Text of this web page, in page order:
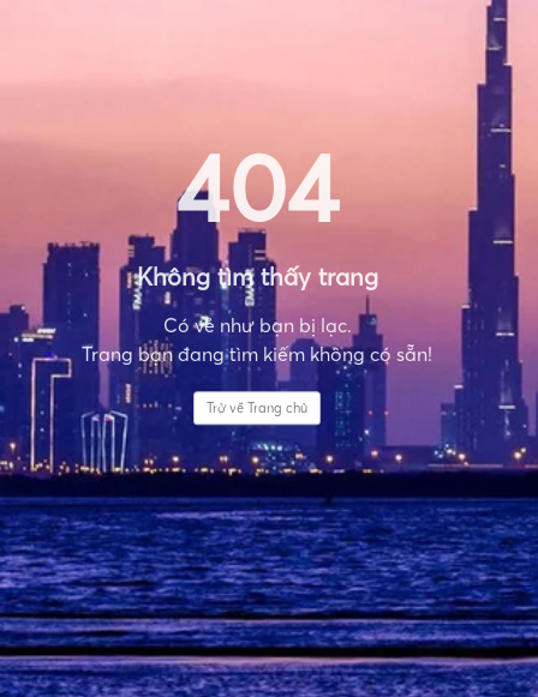
404
Không tìm thấy trang
Có vẻ như bạn bị lạc.
Trang bạn đang tìm kiếm không có sẵn!
Trở về Trang chủ